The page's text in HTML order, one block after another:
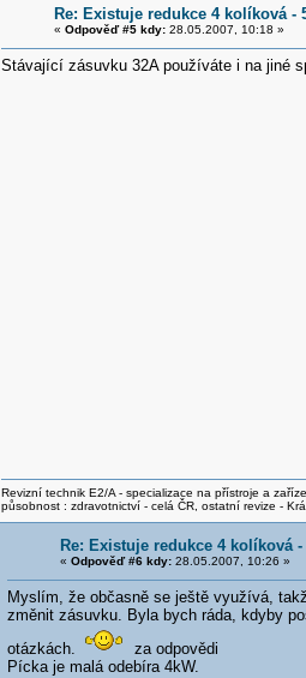
Re: Existuje redukce 4 kolíková -
« Odpověď #5 kdy:28.05.2007, 10:18 »
Stávající zásuvku 32A používáte i na jiné
Revizní technik E2/A - specializace na přístroje a
působnost : zdravotnictví - celá ČR, ostatní revize -
Re: Existuje redukce 4 kolíková
« Odpověď #6 kdy:28.05.2007, 10:26 »
Myslím, že občasně se ještě využívá,
změnit zásuvku. Byla bych ráda, kdyby
otázkách.
za odpovědi
Pícka je malá odebíra 4kW.